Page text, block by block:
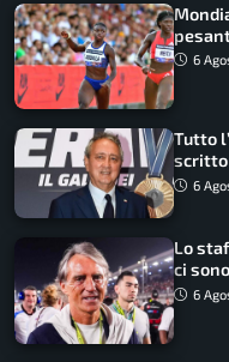
Non
6
Tutto
scritto
6
Lo
ci
6